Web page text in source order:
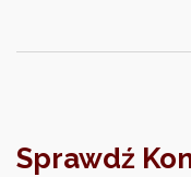
Sprawdź